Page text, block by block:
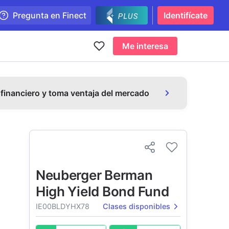
Pregunta en Finect Identifícate
Me interesa
y toma ventaja del mercado
Neuberger Berman
High Yield Bond Fund
IE00BLDYHX78 Clases disponibles